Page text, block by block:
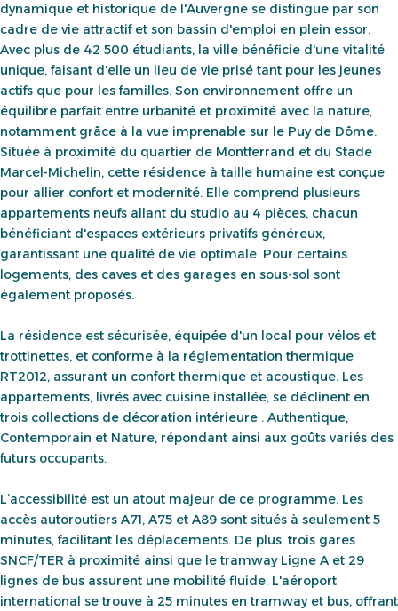
dynamique et historique de l'Auvergne se distingue par son
cadre de vie attractif et son bassin d'emploi en plein essor.
Avec plus de 42 500 étudiants, la ville bénéficie d'une vitalité
unique, faisant d'elle un lieu de vie prisé tant pour les jeunes
actifs que pour les familles. Son environnement offre un
équilibre parfait entre urbanité et proximité avec la nature,
notamment grâce à la vue imprenable sur le Puy de Dôme.
Située à proximité du quartier de Montferrand et du Stade
Marcel-Michelin, cette résidence à taille humaine est conçue
pour allier confort et modernité. Elle comprend plusieurs
appartements neufs allant du studio au 4 pièces, chacun
bénéficiant d'espaces extérieurs privatifs généreux,
garantissant une qualité de vie optimale. Pour certains
logements, des caves et des garages en sous-sol sont
également proposés.
La résidence est sécurisée, équipée d'un local pour vélos et
trottinettes, et conforme à la réglementation thermique
RT2012, assurant un confort thermique et acoustique. Les
appartements, livrés avec cuisine installée, se déclinent en
trois collections de décoration intérieure : Authentique,
Contemporain et Nature, répondant ainsi aux goûts variés des
futurs occupants.
L’accessibilité est un atout majeur de ce programme. Les
accès autoroutiers A71, A75 et A89 sont situés à seulement 5
minutes, facilitant les déplacements. De plus, trois gares
SNCF/TER à proximité ainsi que le tramway Ligne A et 29
lignes de bus assurent une mobilité fluide. L'aéroport
international se trouve à 25 minutes en tramway et bus, offrant